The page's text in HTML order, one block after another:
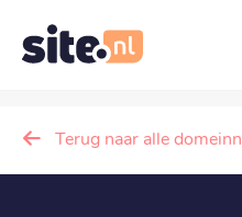
Terug naar alle